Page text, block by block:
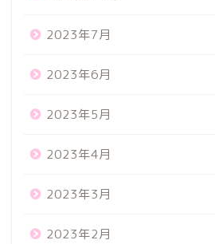
2023年7月
2023年6月
2023年5月
2023年4月
2023年3月
2023年2月